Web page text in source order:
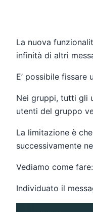
La nuova
infinità di altri
E’ possibile
Nei gruppi, tutti gli
utenti del gruppo
La limitazione è
successivamente
Vediamo come fare:
Individuato il